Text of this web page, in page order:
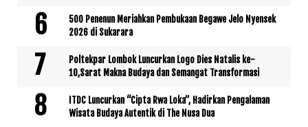
500 Penenun Meriahkan Pembukaan Begawe Jelo Nyensek
2026 di Sukarara
Poltekpar Lombok Luncurkan Logo Dies Natalis ke-
10,Sarat Makna Budaya dan Semangat Transformasi
ITDC Luncurkan “Cipta Rwa Loka”, Hadirkan Pengalaman
Wisata Budaya Autentik di The Nusa Dua